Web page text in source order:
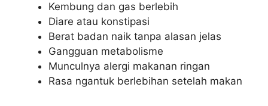
Kembung dan gas berlebih
Diare atau konstipasi
Berat badan naik tanpa alasan jelas
Gangguan metabolisme
Munculnya alergi makanan ringan
Rasa ngantuk berlebihan setelah makan